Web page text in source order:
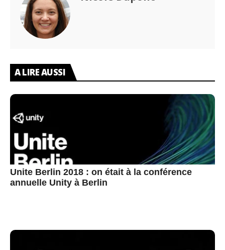
A LIRE AUSSI
Unite Berlin 2018 : on était à la conférence
annuelle Unity à Berlin